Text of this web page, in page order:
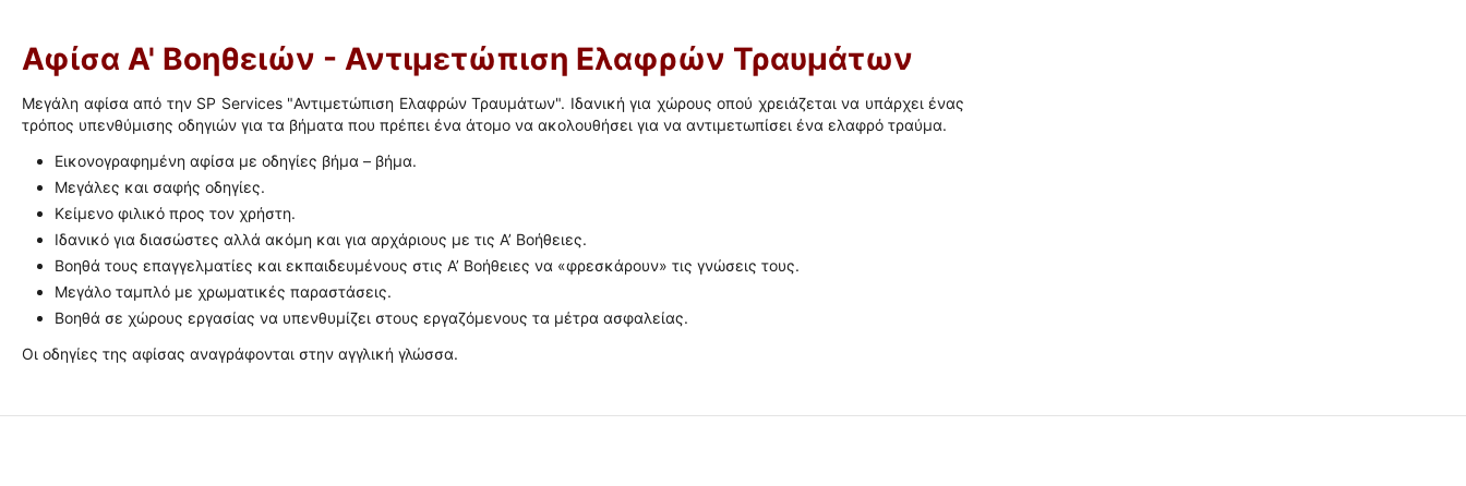
Αφίσα Α' Βοηθειών - Αντιμετώπιση Ελαφρών Τραυμάτων
Μεγάλη αφίσα από την SP Services "Αντιμετώπιση Ελαφρών Τραυμάτων". Ιδανική για χώρους οπού χρειάζεται να υπάρχει ένας
τρόπος υπενθύμισης οδηγιών για τα βήματα που πρέπει ένα άτομο να ακολουθήσει για να αντιμετωπίσει ένα ελαφρό τραύμα.
Εικονογραφημένη αφίσα με οδηγίες βήμα – βήμα.
Μεγάλες και σαφής οδηγίες.
Κείμενο φιλικό προς τον χρήστη.
Ιδανικό για διασώστες αλλά ακόμη και για αρχάριους με τις Α’ Βοήθειες.
Βοηθά τους επαγγελματίες και εκπαιδευμένους στις Α’ Βοήθειες να «φρεσκάρουν» τις γνώσεις τους.
Μεγάλο ταμπλό με χρωματικές παραστάσεις.
Βοηθά σε χώρους εργασίας να υπενθυμίζει στους εργαζόμενους τα μέτρα ασφαλείας.
Οι οδηγίες της αφίσας αναγράφονται στην αγγλική γλώσσα.